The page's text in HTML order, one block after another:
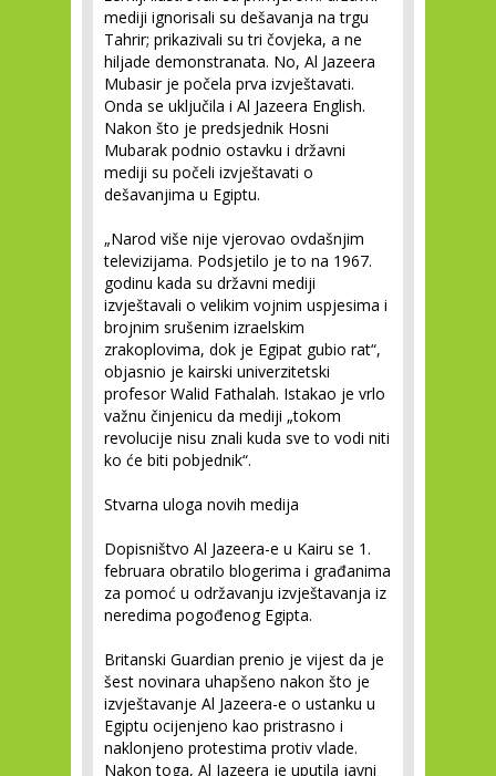
mediji ignorisali su dešavanja na trgu
Tahrir; prikazivali su tri čovjeka, a ne
hiljade demonstranata. No, Al Jazeera
Mubasir je počela prva izvještavati.
Onda se uključila i Al Jazeera English.
Nakon što je predsjednik Hosni
Mubarak podnio ostavku i državni
mediji su počeli izvještavati o
dešavanjima u Egiptu.
„Narod više nije vjerovao ovdašnjim
televizijama. Podsjetilo je to na 1967.
godinu kada su državni mediji
izvještavali o velikim vojnim uspjesima i
brojnim srušenim izraelskim
zrakoplovima, dok je Egipat gubio rat“,
objasnio je kairski univerzitetski
profesor Walid Fathalah. Istakao je vrlo
važnu činjenicu da mediji „tokom
revolucije nisu znali kuda sve to vodi niti
ko će biti pobjednik“.
Stvarna uloga novih medija
Dopisništvo Al Jazeera-e u Kairu se 1.
februara obratilo blogerima i građanima
za pomoć u održavanju izvještavanja iz
neredima pogođenog Egipta.
Britanski Guardian prenio je vijest da je
šest novinara uhapšeno nakon što je
izvještavanje Al Jazeera-e o ustanku u
Egiptu ocijenjeno kao pristrasno i
naklonjeno protestima protiv vlade.
Nakon toga, Al Jazeera je uputila javni